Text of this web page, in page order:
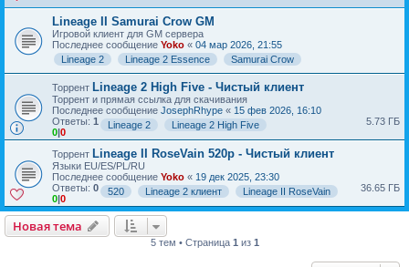
Lineage II Samurai Crow GM
Игровой клиент для GM сервера
Последнее сообщение Yoko « 04 мар 2026, 21:55
Lineage 2
Lineage 2 Essence Samurai Crow
Торрент Lineage 2 High Five - Чистый клиент
Торрент и прямая ссылка для скачивания
Последнее сообщение JosephRhype « 15 фев 2026, 16:10
Ответы: 1
0|0
5.73 ГБ
Lineage 2 Lineage 2 High Five
Торрент Lineage II RoseVain 520p - Чистый клиент
Языки EU/ES/PL/RU
Последнее сообщение Yoko « 19 дек 2025, 23:30
Ответы: 0
0|0
36.65 ГБ
520 Lineage 2 клиент Lineage II RoseVain
Новая тема
5 тем • Страница 1 из 1